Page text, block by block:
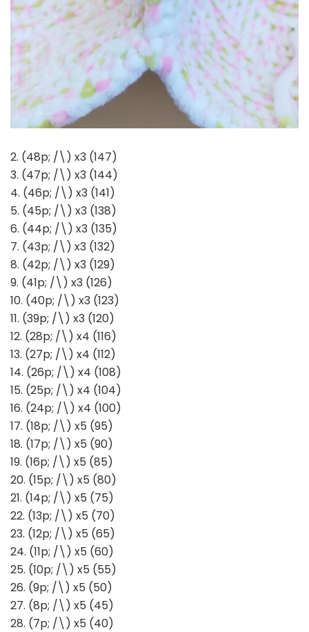
2. (48p; /\) x3 (147)
3. (47p; /\) x3 (144)
4. (46p; /\) x3 (141)
5. (45p; /\) x3 (138)
6. (44p; /\) x3 (135)
7. (43p; /\) x3 (132)
8. (42p; /\) x3 (129)
9. (41p; /\) x3 (126)
10. (40p; /\) x3 (123)
11. (39p; /\) x3 (120)
12. (28p; /\) x4 (116)
13. (27p; /\) x4 (112)
14. (26p; /\) x4 (108)
15. (25p; /\) x4 (104)
16. (24p; /\) x4 (100)
17. (18p; /\) x5 (95)
18. (17p; /\) x5 (90)
19. (16p; /\) x5 (85)
20. (15p; /\) x5 (80)
21. (14p; /\) x5 (75)
22. (13p; /\) x5 (70)
23. (12p; /\) x5 (65)
24. (11p; /\) x5 (60)
25. (10p; /\) x5 (55)
26. (9p; /\) x5 (50)
27. (8p; /\) x5 (45)
28. (7p; /\) x5 (40)